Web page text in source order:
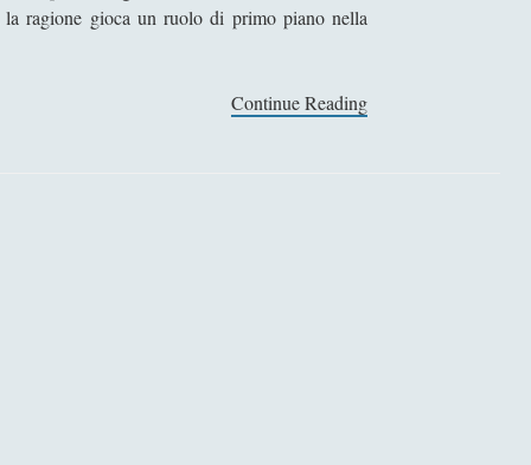
la ragione gioca un ruolo di primo piano nella
Continue Reading